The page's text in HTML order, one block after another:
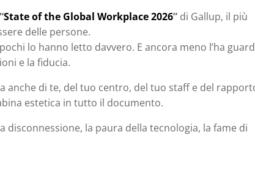
“State of the Global Workplace 2026” di Gallup, il più
delle persone.
lo hanno letto davvero. E ancora meno l’ha
e la fiducia.
anche di te, del tuo centro, del tuo staff e del
estetica in tutto il documento.
disconnessione, la paura della tecnologia, la fame di